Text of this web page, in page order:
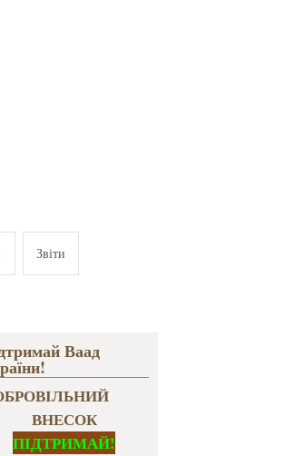
Звіти
Ваад
ВНЕСОК
ПІДТРИМАЙ!